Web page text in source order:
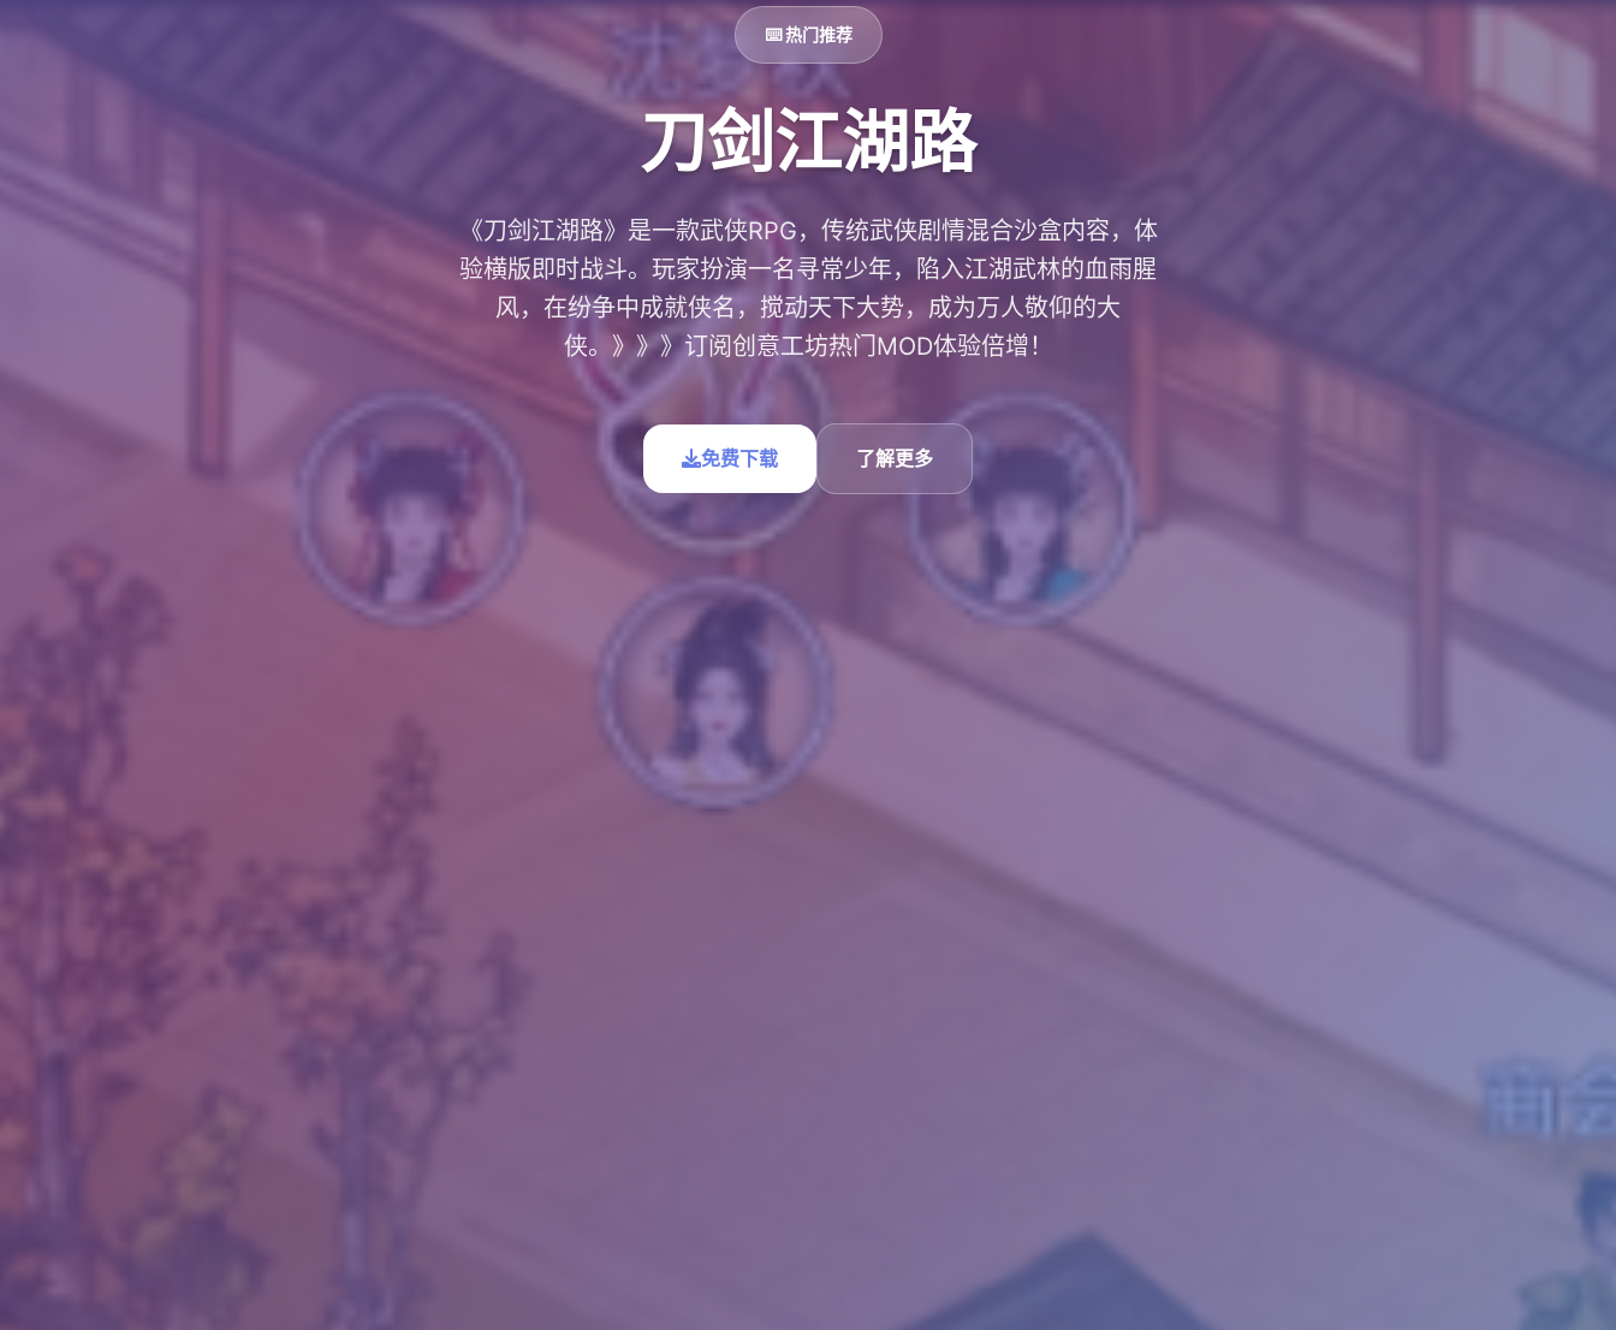
⌨️ 热门推荐
刀剑江湖路
《刀剑江湖路》是一款武侠RPG，传统武侠剧情混合沙盒内容，体
验横版即时战斗。玩家扮演一名寻常少年，陷入江湖武林的血雨腥
风，在纷争中成就侠名，搅动天下大势，成为万人敬仰的大
侠。》》》订阅创意工坊热门MOD体验倍增！
免费下载 了解更多